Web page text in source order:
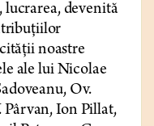
lucrarea, devenită
noastre
ale lui Nicolae
Ov.
Pârvan, Ion Pillat,